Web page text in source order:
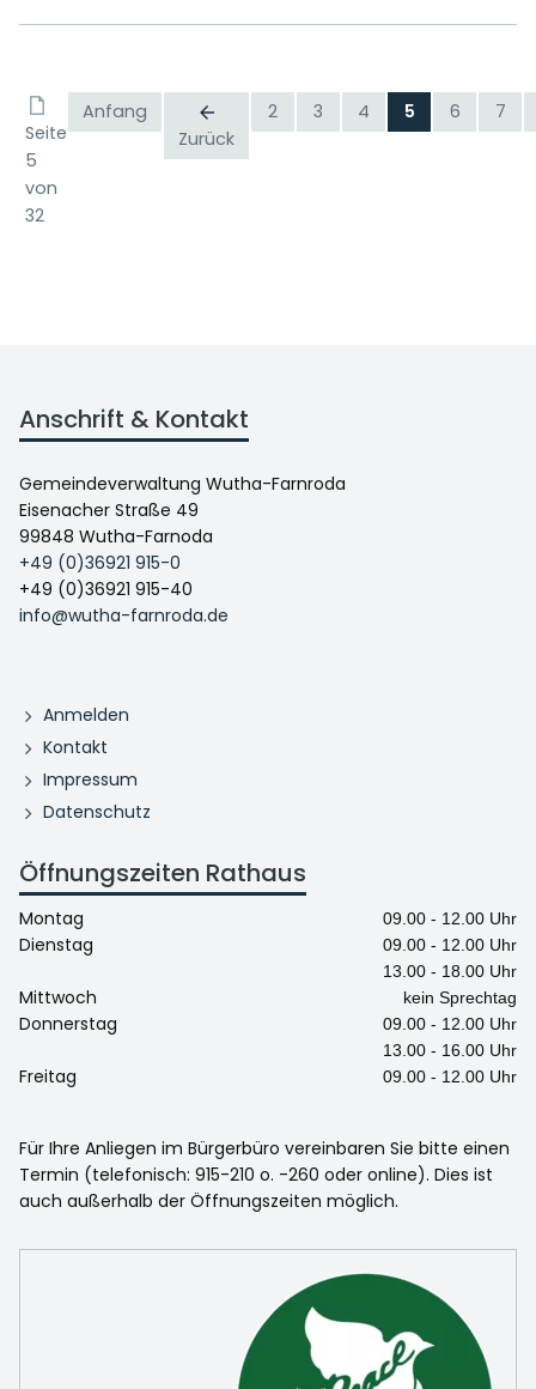
Seite
5
von
32
Anfang
Zurück
2 3 4 5 6 7
Anschrift & Kontakt
Gemeindeverwaltung Wutha-Farnroda
Eisenacher Straße 49
99848 Wutha-Farnoda
+49 (0)36921 915-0
+49 (0)36921 915-40
info@wutha-farnroda.de
Anmelden
Kontakt
Impressum
Datenschutz
Öffnungszeiten Rathaus
Montag 09.00 - 12.00 Uhr
Dienstag
09.00 - 12.00 Uhr
13.00 - 18.00 Uhr
Mittwoch kein Sprechtag
Donnerstag
09.00 - 12.00 Uhr
13.00 - 16.00 Uhr
Freitag 09.00 - 12.00 Uhr
Für Ihre Anliegen im Bürgerbüro vereinbaren Sie bitte einen
Termin (telefonisch: 915-210 o. -260 oder online). Dies ist
auch außerhalb der Öffnungszeiten möglich.